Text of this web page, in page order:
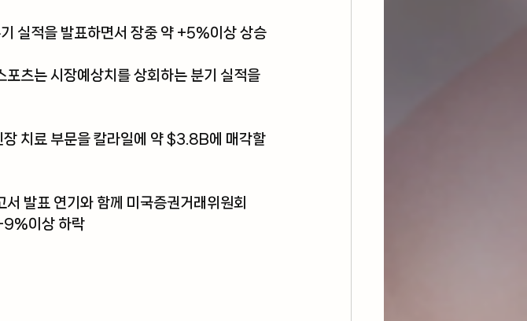
실적을 발표하면서 장중 약 +5%이상 상승
포츠는 시장예상치를 상회하는 분기 실적을
장 치료 부문을 칼라일에 약 $3.8B에 매각할
서 발표 연기와 함께 미국증권거래위원회
9%이상 하락